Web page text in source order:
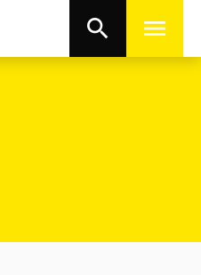
search menu